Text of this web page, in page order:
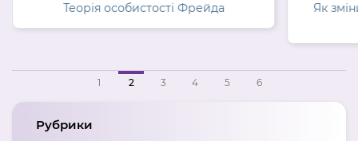
Теорія особистості Фрейда Як
1 2 3 4 5 6
Рубрики